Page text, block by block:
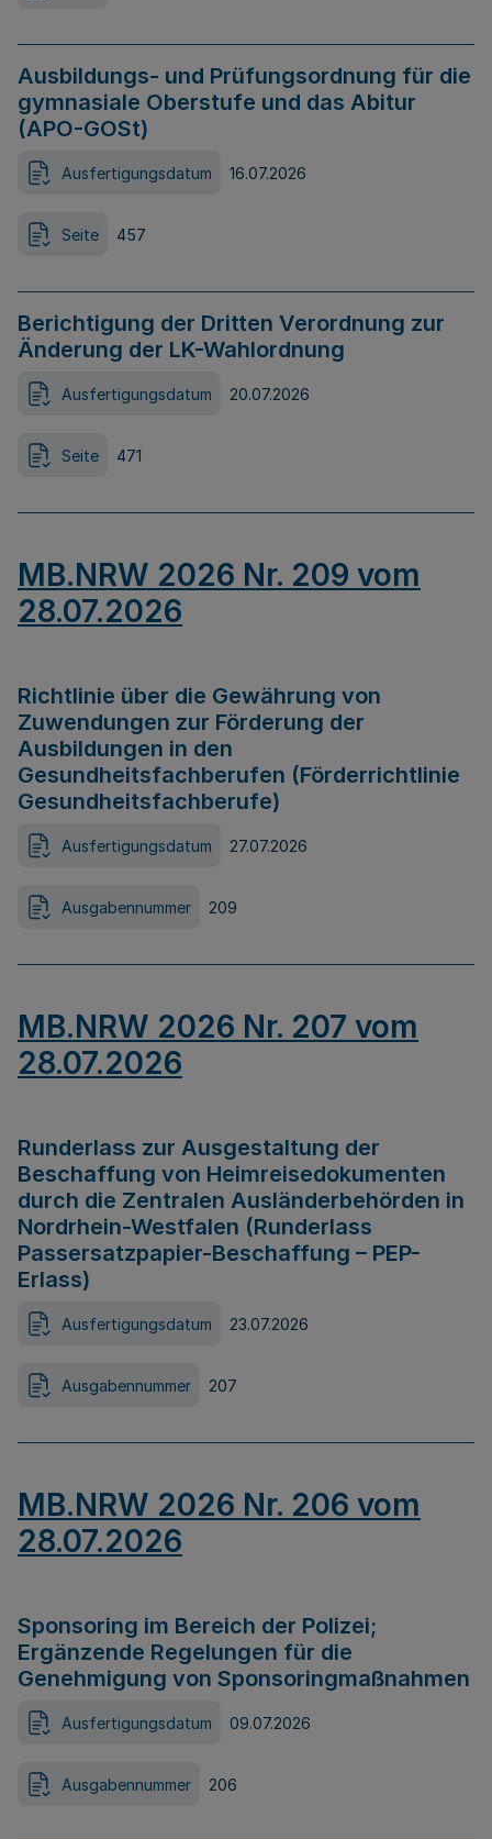
Ausbildungs- und Prüfungsordnung für die
gymnasiale Oberstufe und das Abitur
(APO-GOSt)
Ausfertigungsdatum 16.07.2026
Seite 457
Berichtigung der Dritten Verordnung zur
Änderung der LK-Wahlordnung
Ausfertigungsdatum 20.07.2026
Seite 471
MB.NRW 2026 Nr. 209 vom
28.07.2026
Richtlinie über die Gewährung von
Zuwendungen zur Förderung der
Ausbildungen in den
Gesundheitsfachberufen (Förderrichtlinie
Gesundheitsfachberufe)
Ausfertigungsdatum 27.07.2026
Ausgabennummer 209
MB.NRW 2026 Nr. 207 vom
28.07.2026
Runderlass zur Ausgestaltung der
Beschaffung von Heimreisedokumenten
durch die Zentralen Ausländerbehörden in
Nordrhein-Westfalen (Runderlass
Passersatzpapier-Beschaffung – PEP-
Erlass)
Ausfertigungsdatum 23.07.2026
Ausgabennummer 207
MB.NRW 2026 Nr. 206 vom
28.07.2026
Sponsoring im Bereich der Polizei;
Ergänzende Regelungen für die
Genehmigung von Sponsoringmaßnahmen
Ausfertigungsdatum 09.07.2026
Ausgabennummer 206